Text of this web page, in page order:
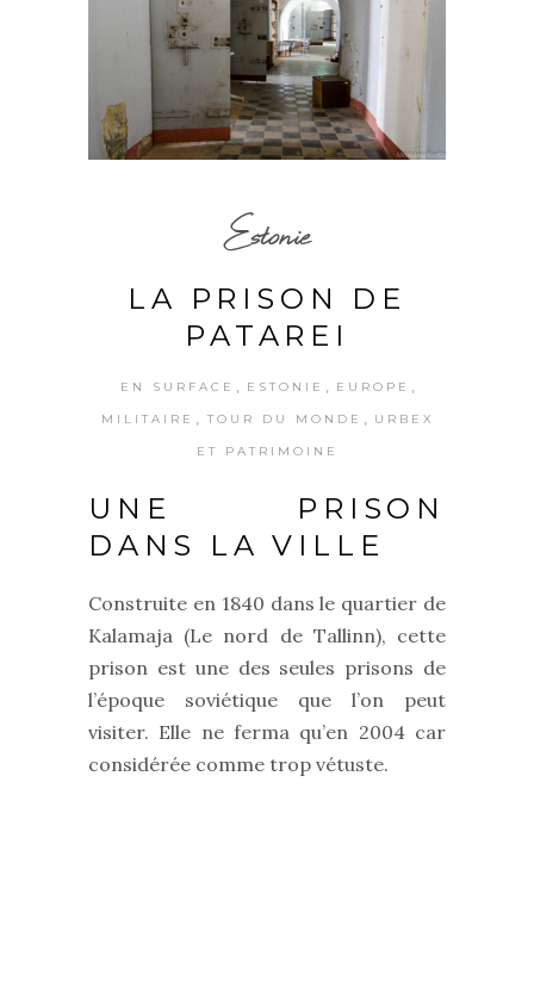
Estonie
LA PRISON DE
PATAREI
EN SURFACE ESTONIE EUROPE
MILITAIRE TOUR DU MONDE URBEX
ET PATRIMOINE
UNE PRISON
DANS LA VILLE
Construite en 1840 dans le quartier de
Kalamaja (Le nord de Tallinn), cette
prison est une des seules prisons de
l’époque soviétique que l’on peut
visiter. Elle ne ferma qu’en 2004 car
considérée comme trop vétuste.